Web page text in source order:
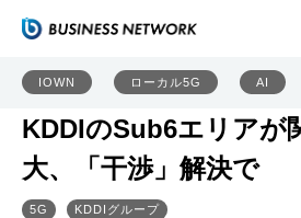
IOWN ローカル5G AI
KDDIのSub6エリアが
大、「干渉」解決で
5G KDDIグループ